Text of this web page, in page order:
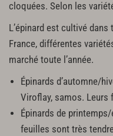
cloquées. Selon les
L’épinard est cultivé
France, différentes
marché toute l’année.
Épinards d’automne/
Viroflay, samos. Leurs
Épinards de
feuilles sont très